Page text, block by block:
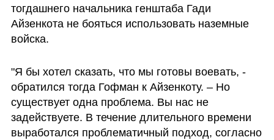
тогдашнего начальника генштаба Гади
Айзенкота не бояться использовать наземные
войска.
"Я бы хотел сказать, что мы готовы воевать, -
обратился тогда Гофман к Айзенкоту. – Но
существует одна проблема. Вы нас не
задействуете. В течение длительного времени
выработался проблематичный подход, согласно